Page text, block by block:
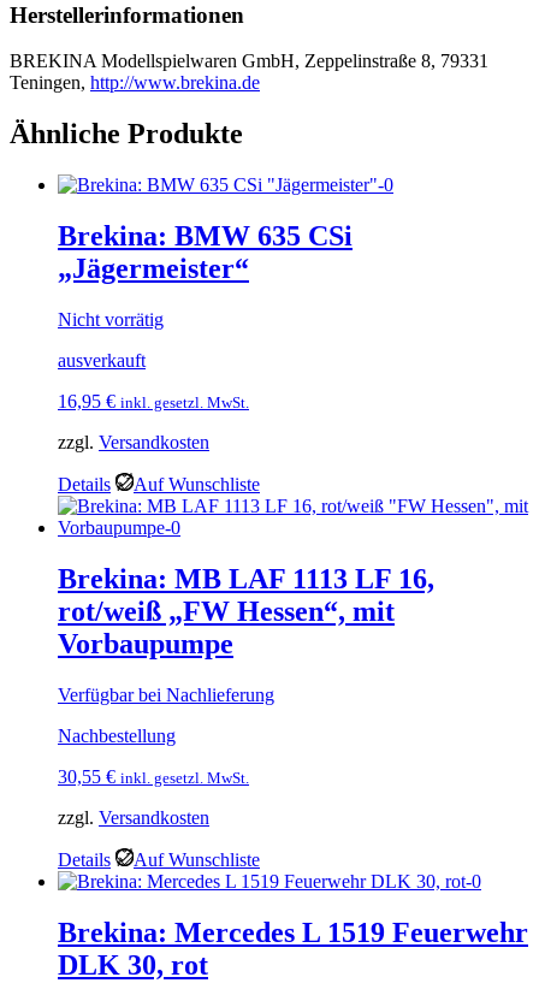
Herstellerinformationen
BREKINA Modellspielwaren GmbH, Zeppelinstraße 8, 79331
Teningen, http://www.brekina.de
Ähnliche Produkte
Brekina: BMW 635 CSi
„Jägermeister“
Nicht vorrätig
ausverkauft
16,95 € inkl. gesetzl. MwSt.
zzgl. Versandkosten
Details Auf Wunschliste
Brekina: MB LAF 1113 LF 16,
rot/weiß „FW Hessen“, mit
Vorbaupumpe
Verfügbar bei Nachlieferung
Nachbestellung
30,55 € inkl. gesetzl. MwSt.
zzgl. Versandkosten
Details Auf Wunschliste
Brekina: Mercedes L 1519 Feuerwehr
DLK 30, rot